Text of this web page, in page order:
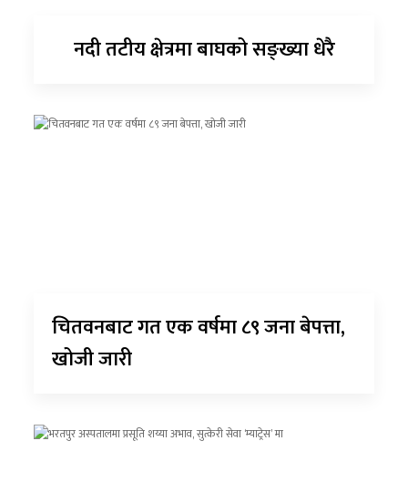
नदी तटीय क्षेत्रमा बाघको सङ्ख्या धेरै
चितवनबाट गत एक वर्षमा ८९ जना बेपत्ता,
खोजी जारी